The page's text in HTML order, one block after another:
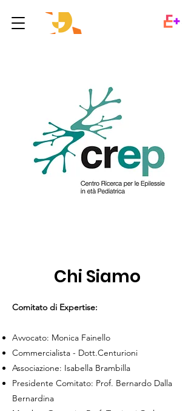
Chi Siamo
Comitato di Expertise:
Avvocato: Monica Fainello
Commercialista - Dott.Centurioni
Associazione: Isabella Brambilla
Presidente Comitato: Prof. Bernardo Dalla
Bernardina